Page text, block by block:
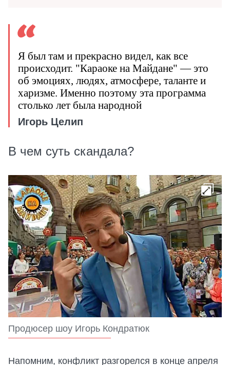
Я был там и прекрасно видел, как все
происходит. "Караоке на Майдане" — это
об эмоциях, людях, атмосфере, таланте и
харизме. Именно поэтому эта программа
столько лет была народной
Игорь Целип
В чем суть скандала?
Продюсер шоу Игорь Кондратюк
Напомним, конфликт разгорелся в конце апреля